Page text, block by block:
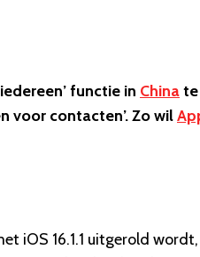
functie in China
voor contacten’. Zo wil
iOS 16.1.1 uitgerold